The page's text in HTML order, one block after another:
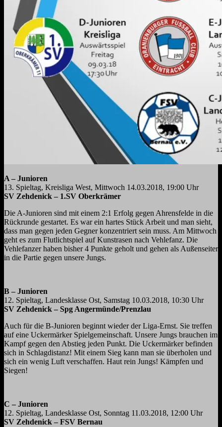
A – Junioren
13. Spieltag, Kreisliga West, Mittwoch 14.03.2018, 19:00 Uhr
SV Zehdenick – 1.SV Oberkrämer
Die A-Junioren sind mit einem 2:1 Erfolg gegen Ahrensfelde in die
Rückrunde gestartet. Es war ein hartes Stück Arbeit und man sieht,
dass man gegen jeden Gegner konzentriert sein muss. Am Mittwoch
geht es zum Flutlichtspiel auf Kunstrasen nach Vehlefanz. Die
Vehlefanzer haben bisher 4 Punkte geholt und gehen als Außenseiter
in die Partie gegen unsere Jungs.
B – Junioren
12. Spieltag, Landesklasse Ost, Samstag 10.03.2018, 10:30 Uhr
SV Zehdenick – Spg Angermünde/Prenzlau
Auch für die B-Junioren beginnt wieder der Liga-Ernst. Sie treffen
auf eine Uckermärker Spielgemeinschaft. Unsere Jungs brauchen im
Kampf gegen den Abstieg jeden Punkt. Die Uckermärker befinden
sich in Schlagdistanz! Mit einem Sieg kann man sie überholen und
sich ein wenig Luft verschaffen. Haut rein Jungs! Kämpfen und
Siegen!
C – Junioren
12. Spieltag, Landesklasse Ost, Sonntag 11.03.2018, 12:00 Uhr
SV Zehdenick – FSV Bernau